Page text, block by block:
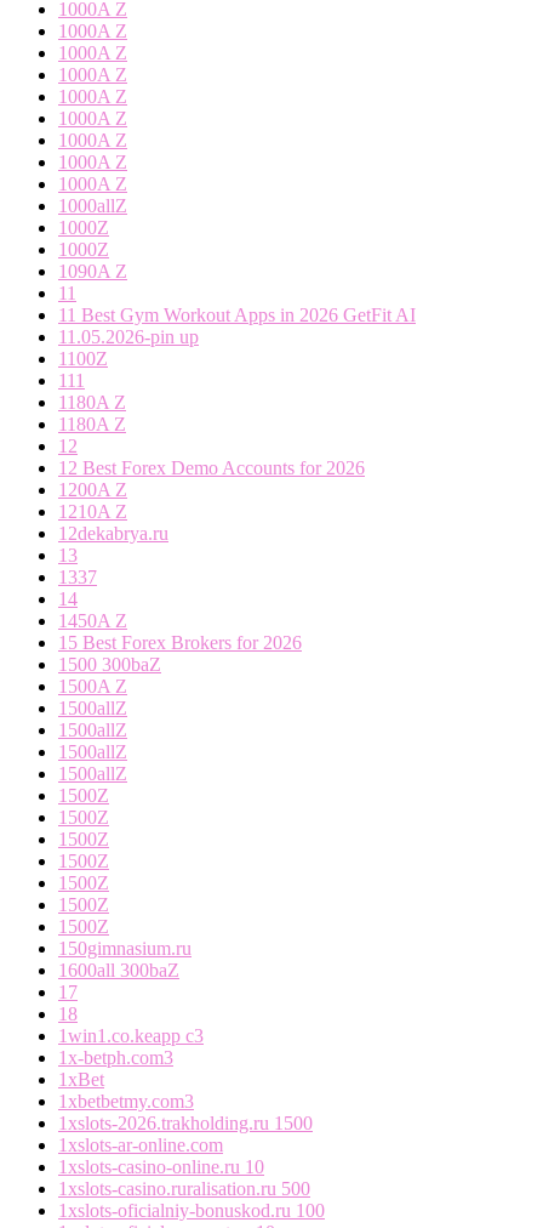
1000A Z
1000A Z
1000A Z
1000A Z
1000A Z
1000A Z
1000A Z
1000A Z
1000A Z
1000allZ
1000Z
1000Z
1090A Z
11
11 Best Gym Workout Apps in 2026 GetFit AI
11.05.2026-pin up
1100Z
111
1180A Z
1180A Z
12
12 Best Forex Demo Accounts for 2026
1200A Z
1210A Z
12dekabrya.ru
13
1337
14
1450A Z
15 Best Forex Brokers for 2026
1500 300baZ
1500A Z
1500allZ
1500allZ
1500allZ
1500allZ
1500Z
1500Z
1500Z
1500Z
1500Z
1500Z
1500Z
150gimnasium.ru
1600all 300baZ
17
18
1win1.co.keapp c3
1x-betph.com3
1xBet
1xbetbetmy.com3
1xslots-2026.trakholding.ru 1500
1xslots-ar-online.com
1xslots-casino-online.ru 10
1xslots-casino.ruralisation.ru 500
1xslots-oficialniy-bonuskod.ru 100